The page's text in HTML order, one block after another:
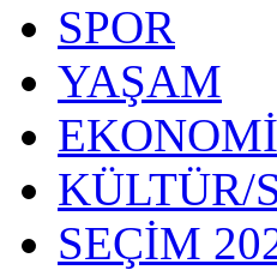
SPOR
YAŞAM
EKONOMİ
KÜLTÜR/
SEÇİM